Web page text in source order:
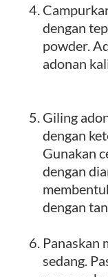
dengan
powder.
adonan
Giling
dengan
Gunakan
dengan
dengan
Panaskan
sedang.